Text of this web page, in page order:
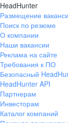
HeadHunter
Размещение
Поиск по резюме
О компании
Наши вакансии
Реклама на сайте
Требования к ПО
Безопасный
HeadHunter API
Партнерам
Инвесторам
Каталог компаний